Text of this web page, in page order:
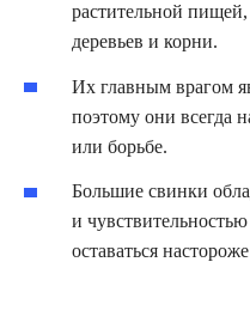
растительной пищей,
деревьев и корни.
Их главным врагом
поэтому они всегда
или борьбе.
Большие свинки
и
оставаться